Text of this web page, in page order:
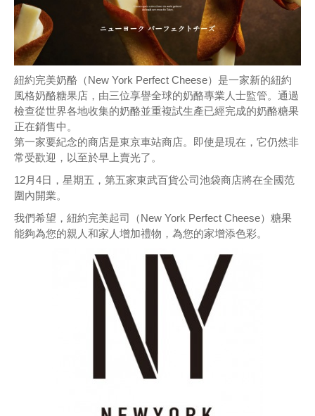
紐約完美奶酪（New York Perfect Cheese）是一家新的紐約
風格奶酪糖果店，由三位享譽全球的奶酪專業人士監管。通過
檢查從世界各地收集的奶酪並重複試生產已經完成的奶酪糖果
正在銷售中。
第一家要紀念的商店是東京車站商店。即使是現在，它仍然非
常受歡迎，以至於早上賣光了。
12月4日，星期五，第五家東武百貨公司池袋商店將在全國范
圍內開業。
我們希望，紐約完美起司（New York Perfect Cheese）糖果
能夠為您的親人和家人增加禮物，為您的家增添色彩。